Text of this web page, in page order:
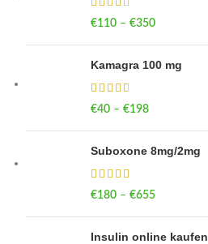
€110 – €350
Kamagra 100 mg
€40 – €198
Suboxone 8mg/2mg
€180 – €655
Insulin online kaufen